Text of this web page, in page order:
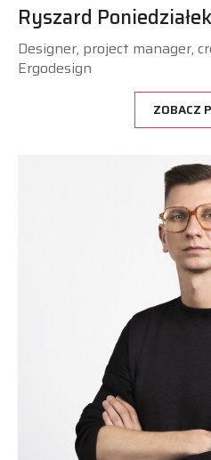
Ryszard Poniedziałek
Designer, project manager,
Ergodesign
ZOBACZ